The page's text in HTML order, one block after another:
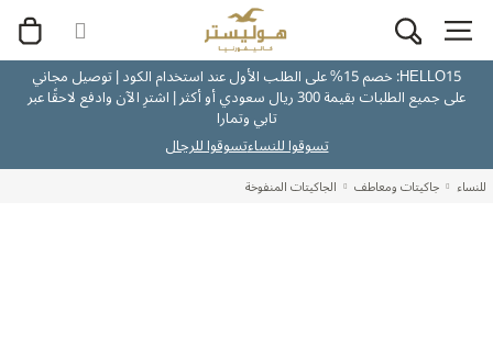
HELLO15: خصم 15% على الطلب الأول عند استخدام الكود | توصيل مجاني
على جميع الطلبات بقيمة 300 ريال سعودي أو أكثر | اشترِ الآن وادفع لاحقًا عبر
تابي وتمارا
تسوقوا للنساءتسوقوا للرجال
للنساء جاكيتات ومعاطف الجاكيتات المنفوخة